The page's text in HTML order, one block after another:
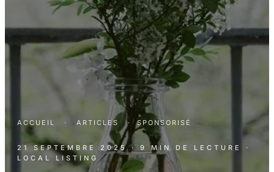
ACCUEIL · ARTICLES · SPONSORISÉ
21 SEPTEMBRE 2025 · 9 MIN DE LECTURE
·
LOCAL LISTING